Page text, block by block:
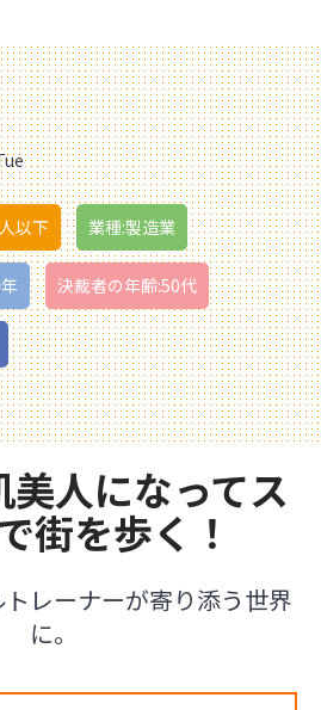
以下 業種:製造業
決裁者の年齢:50代
人になってス
街を歩く！
レーナーが寄り添う世界
に。